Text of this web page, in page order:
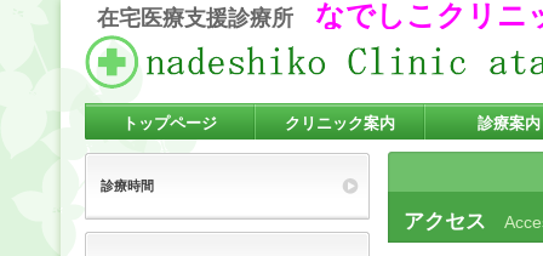
在宅医療支援診療所 なでしこクリニ
アクセス
トップページ クリニック案内 診療案内
診療時間